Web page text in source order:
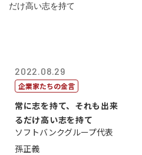
2022.08.29
企業家たちの金言
常に志を持て、それも出来
るだけ高い志を持て
ソフトバンクグループ代表
孫正義